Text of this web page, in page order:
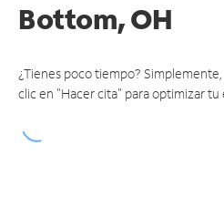
Bottom, OH
¿Tienes poco tiempo?
clic en "Hacer cita" para optimizar tu